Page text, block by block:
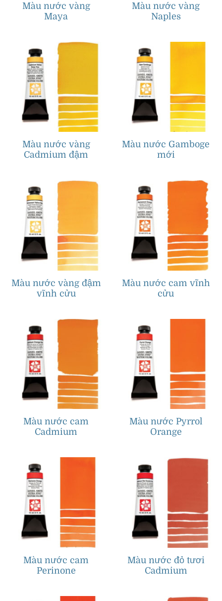
Màu nước vàng
Maya
Màu nước vàng
Naples
Màu nước vàng
Cadmium đậm
Màu nước Gamboge
mới
Màu nước vàng đậm
vĩnh cửu
Màu nước cam vĩnh
cửu
Màu nước cam
Cadmium
Màu nước Pyrrol
Orange
Màu nước cam
Perinone
Màu nước đỏ tươi
Cadmium